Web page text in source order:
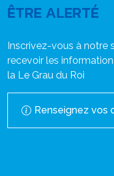
ÊTRE ALERTÉ
Inscrivez-vous à notre
recevoir les
la Le Grau du Roi
Renseignez vos